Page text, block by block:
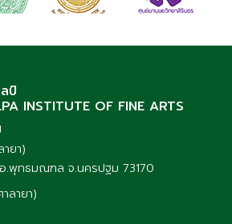
ป์
INSTITUTE OF FINE ARTS
ยา)
อ.พุทธมณฑล จ.นครปฐม 73170
ลายา)